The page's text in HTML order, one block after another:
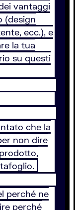
vantaggi
(design
ecc.), e
la tua
su questi
che la
non dire
perché ne
perché